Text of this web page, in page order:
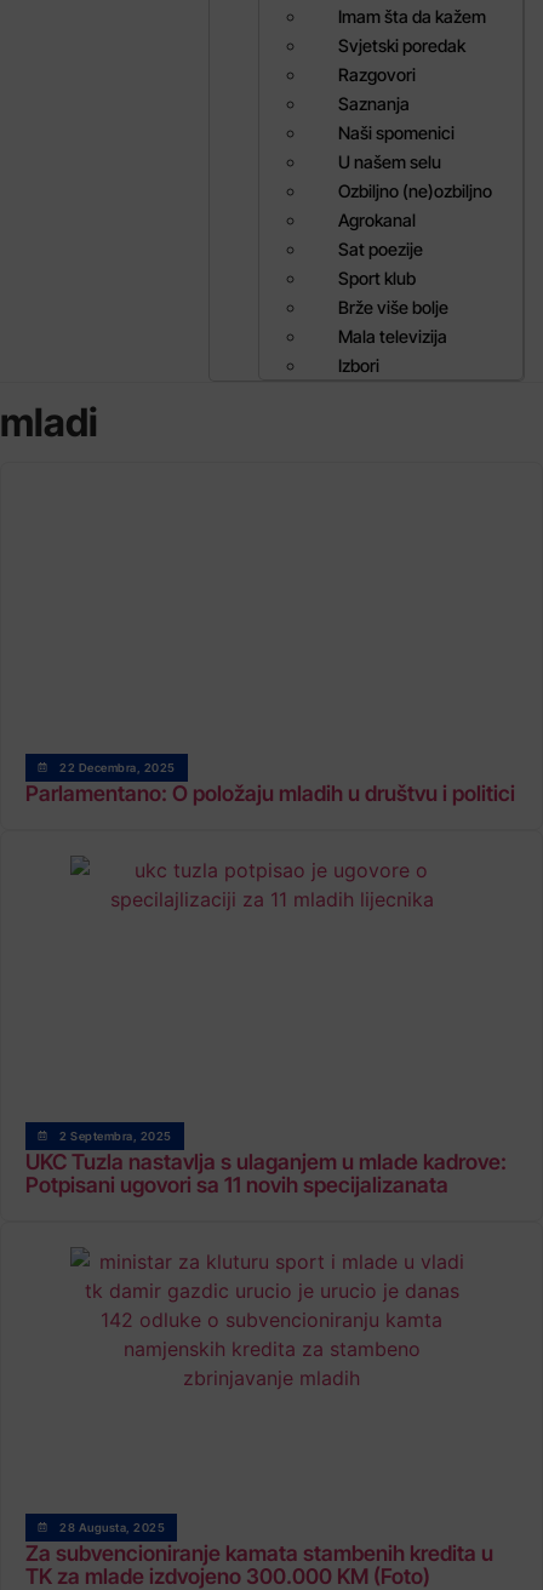
Imam šta da kažem
Svjetski poredak
Razgovori
Saznanja
Naši spomenici
U našem selu
Ozbiljno (ne)ozbiljno
Agrokanal
Sat poezije
Sport klub
Brže više bolje
Mala televizija
Izbori
mladi
22 Decembra, 2025
Parlamentano: O položaju mladih u društvu i politici
2 Septembra, 2025
UKC Tuzla nastavlja s ulaganjem u mlade kadrove:
Potpisani ugovori sa 11 novih specijalizanata
28 Augusta, 2025
Za subvencioniranje kamata stambenih kredita u
TK za mlade izdvojeno 300.000 KM (Foto)